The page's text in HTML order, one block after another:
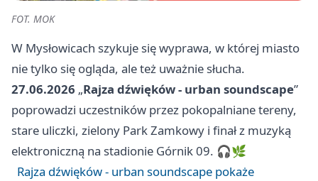
FOT. MOK
W Mysłowicach szykuje się wyprawa, w której miasto
nie tylko się ogląda, ale też uważnie słucha.
27.06.2026 „Rajza dźwięków - urban soundscape”
poprowadzi uczestników przez pokopalniane tereny,
stare uliczki, zielony Park Zamkowy i finał z muzyką
elektroniczną na stadionie Górnik 09. 🎧🌿
Rajza dźwięków - urban soundscape pokaże